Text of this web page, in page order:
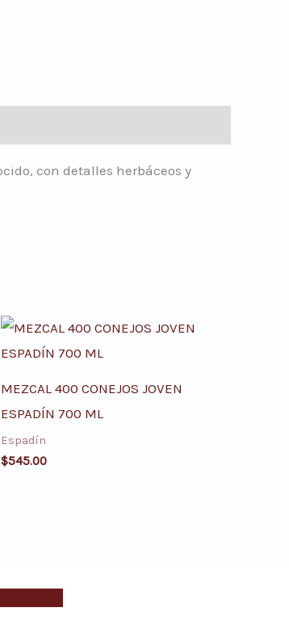
con detalles herbáceos y
MEZCAL 400 CONEJOS JOVEN
ESPADÍN 700 ML
Espadín
$545.00